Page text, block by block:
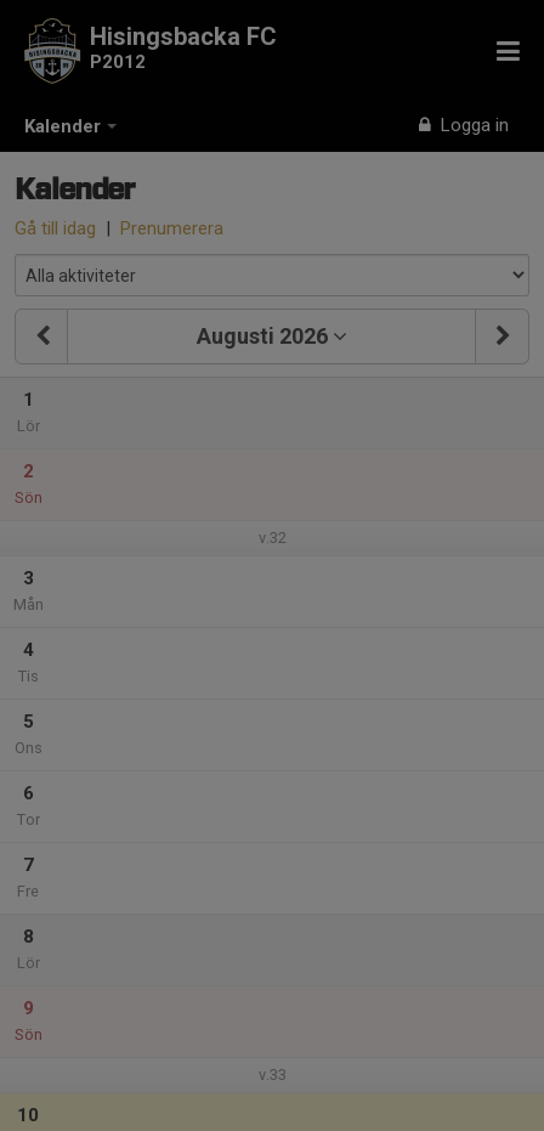
Kalender Logga in
Hisingsbacka FC
P2012
Kalender
Gå till idag | Prenumerera
Augusti 2026
1
Lör
2
Sön
v.32
3
Mån
4
Tis
5
Ons
6
Tor
7
Fre
8
Lör
9
Sön
v.33
10